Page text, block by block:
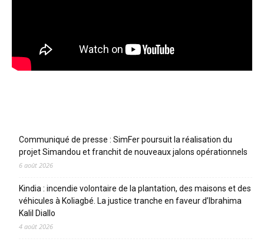
Communiqué de presse : SimFer poursuit la réalisation du
projet Simandou et franchit de nouveaux jalons opérationnels
6 août 2026
Kindia : incendie volontaire de la plantation, des maisons et des
véhicules à Koliagbé. La justice tranche en faveur d’Ibrahima
Kalil Diallo
4 août 2026